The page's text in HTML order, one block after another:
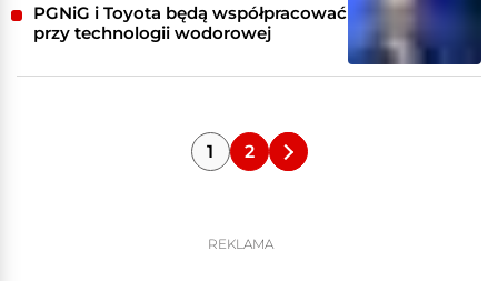
PGNiG i Toyota będą współpracować
przy technologii wodorowej
1 2
REKLAMA